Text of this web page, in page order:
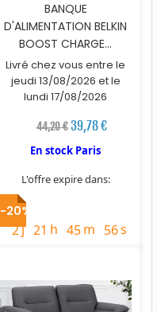
BANQUE
D'ALIMENTATION BELKIN
BOOST CHARGE...
Livré chez vous entre le
jeudi 13/08/2026 et le
lundi 17/08/2026
44,20 € 39,78 €
En stock Paris
L'offre expire dans:
timer
2j 21 h 45m 55s
-20%